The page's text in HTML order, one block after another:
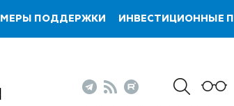
МЕРЫ ПОДДЕРЖКИ ИНВЕСТИЦИОННЫЕ